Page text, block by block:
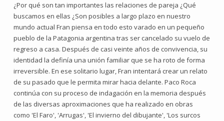
¿Por qué son tan importantes las relaciones de pareja ¿Qué
buscamos en ellas ¿Son posibles a largo plazo en nuestro
mundo actual Fran piensa en todo esto varado en un pequeño
pueblo de la Patagonia argentina tras ser cancelado su vuelo de
regreso a casa. Después de casi veinte años de convivencia, su
identidad la definía una unión familiar que se ha roto de forma
irreversible. En ese solitario lugar, Fran intentará crear un relato
de su pasado que le permita mirar hacia delante. Paco Roca
continúa con su proceso de indagación en la memoria después
de las diversas aproximaciones que ha realizado en obras
como 'El Faro', 'Arrugas', 'El invierno del dibujante', 'Los surcos